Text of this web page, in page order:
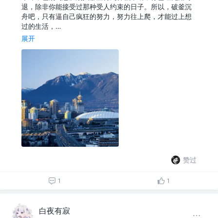
退，除非你能接受过那种受人约束的日子。所以，破釜沉
舟吧，只有逼自己疯狂的努力，努力往上爬，才能过上想
过的生活，…
展开
赞过
1 1
白夜有寂